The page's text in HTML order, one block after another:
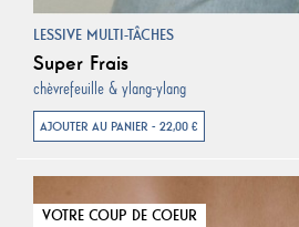
LESSIVE MULTI-TÂCHES
Super Frais
chèvrefeuille & ylang-ylang
AJOUTER AU PANIER - 22,00 €
VOTRE COUP DE COEUR